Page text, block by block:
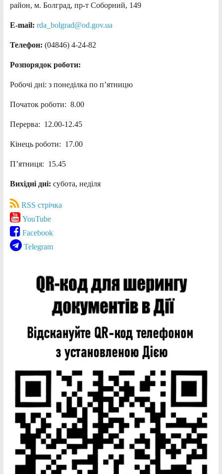
район, м. Болград, пр-т Соборний, 149
E-mail: rda_bolgrad@od.gov.ua
Телефон: (04846) 4-24-82
Розпорядок роботи:
Робочі дні: з понеділка по п’ятницю
Початок роботи: 8.00
Перерва: 12.00-12.45
Кінець роботи: 17.00
П’ятниця: 15.45
Вихідні дні: субота, неділя
RSS стрічка
YouTube
Facebook
Telegram